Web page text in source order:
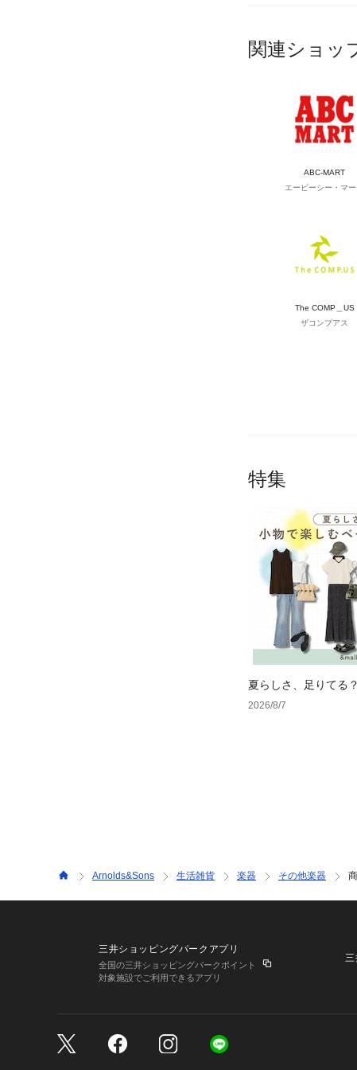
関連ショッ
ABC-MART
エービーシー・マー
The COMP＿US
ザコンプアス
特集
夏らしさ、足りてる
ーデ4選
2026/8/7
Arnolds&Sons 生活雑貨 楽器 その他楽器
三井ショッピングパークアプリ
全国の三井ショッピングパークポイント
対象施設でご利用できるアプリ
三